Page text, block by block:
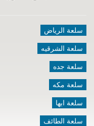
سلعة الرياض
سلعة الشرقيه
سلعة جده
سلعة مكه
سلعة ابها
سلعة الطائف